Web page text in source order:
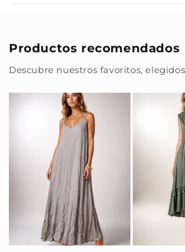
Productos recomendados
Descubre nuestros favoritos,